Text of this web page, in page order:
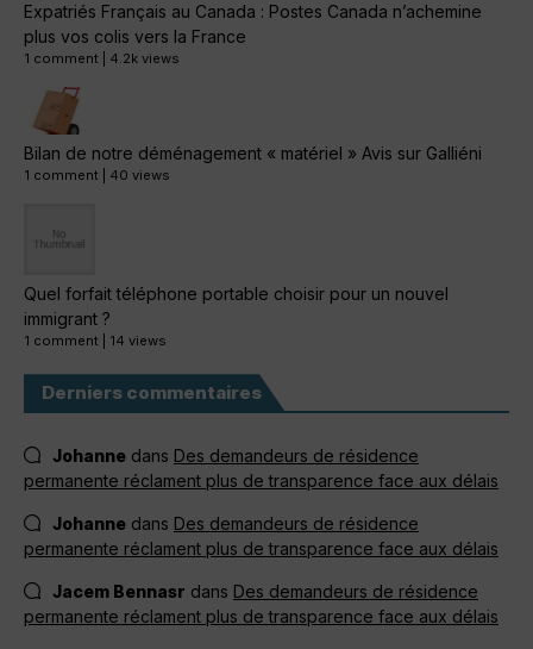
Expatriés Français au Canada : Postes Canada n’achemine
plus vos colis vers la France
1 comment 4.2k views
Bilan de notre déménagement « matériel » Avis sur Galliéni
1 comment 40 views
Quel forfait téléphone portable choisir pour un nouvel
immigrant ?
1 comment 14 views
Derniers commentaires
Johanne dans Des demandeurs de résidence
permanente réclament plus de transparence face aux délais
Johanne dans Des demandeurs de résidence
permanente réclament plus de transparence face aux délais
Jacem Bennasr dans Des demandeurs de résidence
permanente réclament plus de transparence face aux délais